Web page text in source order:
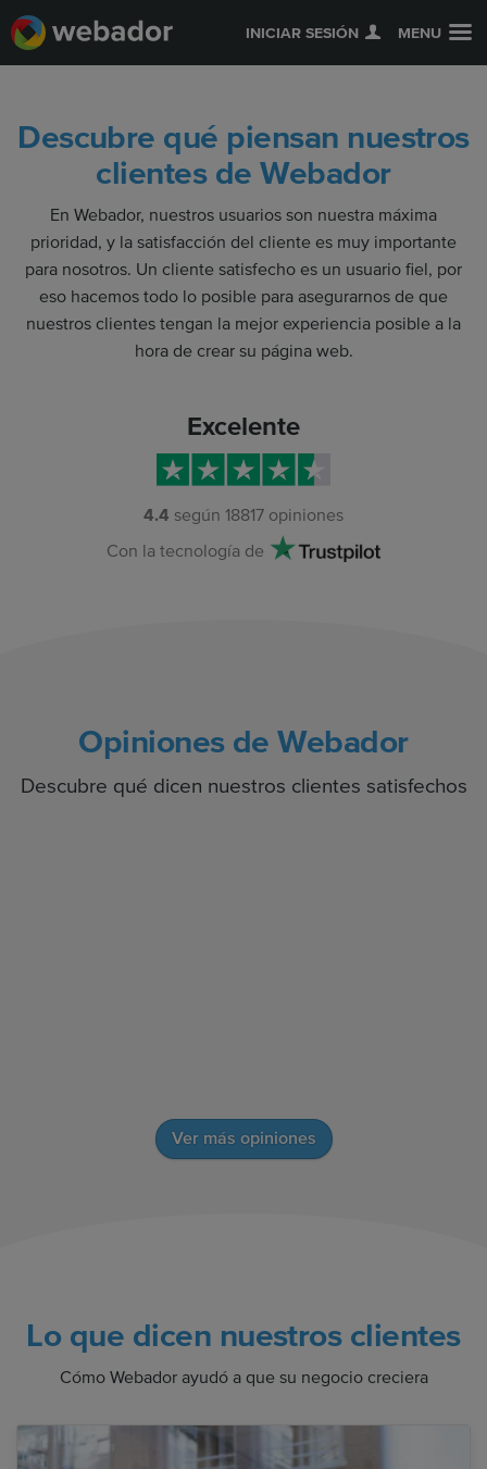
INICIAR SESIÓN MENU
Descubre qué piensan nuestros
clientes de Webador
En Webador, nuestros usuarios son nuestra máxima
prioridad, y la satisfacción del cliente es muy importante
para nosotros. Un cliente satisfecho es un usuario fiel, por
eso hacemos todo lo posible para asegurarnos de que
nuestros clientes tengan la mejor experiencia posible a la
hora de crear su página web.
Excelente
4.4 según 18817 opiniones
Con la tecnología de
Opiniones de Webador
Descubre qué dicen nuestros clientes satisfechos
Ver más opiniones
Lo que dicen nuestros clientes
Cómo Webador ayudó a que su negocio creciera